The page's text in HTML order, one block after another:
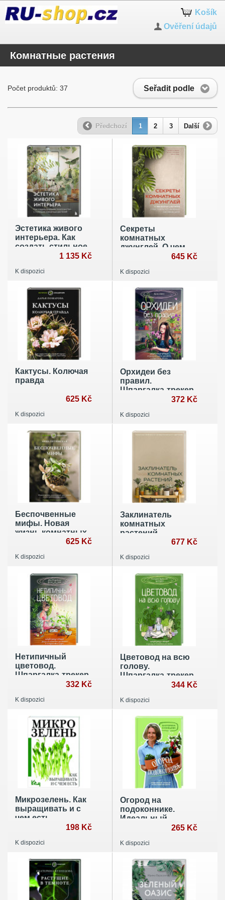
Košík
Ověření údajů
Комнатные растения
Seřadit podle
Počet produktů: 37
Předchozí 1 2 3 Další
Эстетика живого
интерьера. Как
создать стильное
пространство с
комнатных
1 135 Kč
K dispozici
Секреты
комнатных
джунглей. О чем
молчат растения и
нужно на самом
645 Kč
K dispozici
Кактусы. Колючая
правда
625 Kč
K dispozici
Орхидеи без
правил.
Шпаргалка-трекер
красивыми и
цветами
372 Kč
K dispozici
Беспочвенные
мифы. Новая
жизнь комнатных
грунте
625 Kč
K dispozici
Заклинатель
комнатных
растений.
профессионального
677 Kč
K dispozici
Нетипичный
цветовод.
Шпаргалка-трекер
растениями в
грунте
332 Kč
K dispozici
Цветовод на всю
голову.
Шпаргалка-трекер
растениями
344 Kč
K dispozici
Микрозелень. Как
выращивать и с
чем есть
198 Kč
K dispozici
Огород на
подоконнике.
Идеальный
урожай не выходя
265 Kč
K dispozici